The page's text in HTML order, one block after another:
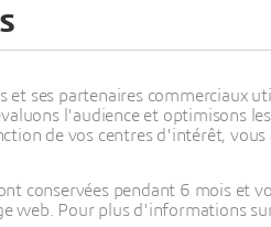
accord, chaque partenaire
œuvre un modèle commercial,
qui souhaitent maximaliser
sur des solutions et des
ajoutée. Selon une répartition
— leader mondial en
« pionniers », ouvrant la
par la suite déployées par
et ses partenaires commerciaux
l'audience et optimisons
de vos centres d'intérêt, vous
conservées pendant 6 mois et
web. Pour plus d'informations